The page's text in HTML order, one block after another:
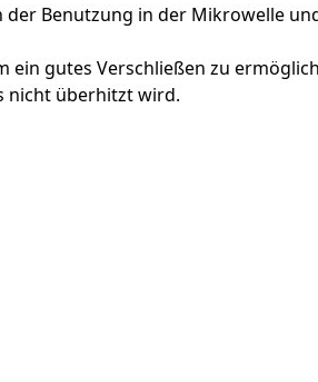
der Benutzung in der Mikrowelle
gutes Verschließen zu
nicht überhitzt wird.